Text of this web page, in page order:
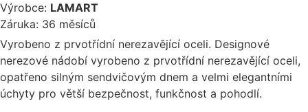
Výrobce: LAMART
Záruka: 36 měsíců
Vyrobeno z prvotřídní nerezavějící oceli. Designové
nerezové nádobí vyrobeno z prvotřídní nerezavějící oceli,
opatřeno silným sendvičovým dnem a velmi elegantními
úchyty pro větší bezpečnost, funkčnost a pohodlí.